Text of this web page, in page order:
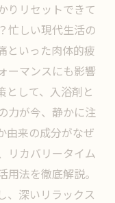
りリセットできて
忙しい現代生活の
といった肉体的疲
ーマンスにも影響
として、入浴剤と
力が今、静かに注
由来の成分がなぜ
リカバリータイム
法を徹底解説。
、深いリラックス